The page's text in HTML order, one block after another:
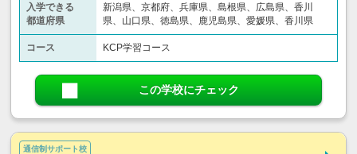
入学できる
都道府県
新潟県、京都府、兵庫県、島根県、広島県、香川
県、山口県、徳島県、鹿児島県、愛媛県、香川県
コース KCP学習コース
この学校にチェック
通信制サポート校